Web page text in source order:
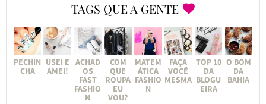
TAGS QUE A GENTE
PECHIN
CHA
USEI E
AMEI!
ACHAD
OS
FAST
FASHIO
N
COM
QUE
ROUPA
EU
VOU?
MATEM
ÁTICA
FASHIO
N
FAÇA
VOCÊ
MESMA
TOP 10
DA
BLOGU
EIRA
O BOM
DA
BAHIA